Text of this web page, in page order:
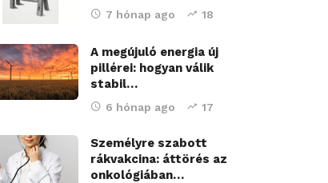
7 hónap ago 18
A megújuló energia új
pillérei: hogyan válik
stabil…
6 hónap ago 17
Személyre szabott
rákvakcina: áttörés az
onkológiában…